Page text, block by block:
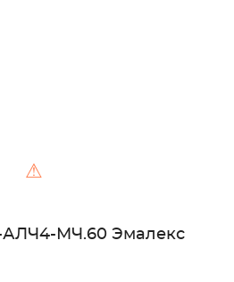
⚠
АЛЧ4-МЧ.60 Эмалекс